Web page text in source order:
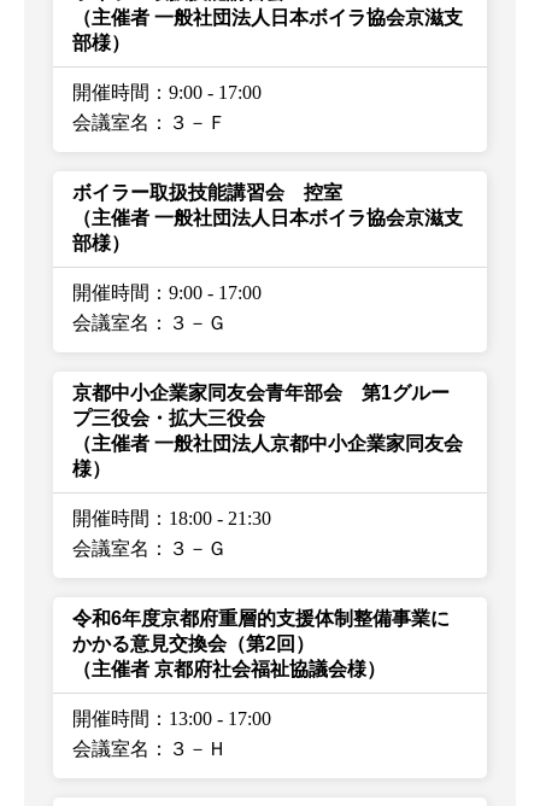
（主催者 一般社団法人日本ボイラ協会京滋支
部様）
開催時間：9:00 - 17:00
会議室名：３－Ｆ
ボイラー取扱技能講習会 控室
（主催者 一般社団法人日本ボイラ協会京滋支
部様）
開催時間：9:00 - 17:00
会議室名：３－Ｇ
京都中小企業家同友会青年部会 第1グルー
プ三役会・拡大三役会
（主催者 一般社団法人京都中小企業家同友会
様）
開催時間：18:00 - 21:30
会議室名：３－Ｇ
令和6年度京都府重層的支援体制整備事業に
かかる意見交換会（第2回）
（主催者 京都府社会福祉協議会様）
開催時間：13:00 - 17:00
会議室名：３－Ｈ